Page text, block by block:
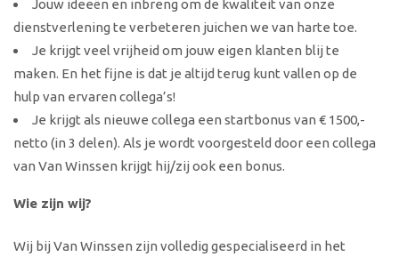
Jouw ideeën en inbreng om de kwaliteit van onze
dienstverlening te verbeteren juichen we van harte toe.
Je krijgt veel vrijheid om jouw eigen klanten blij te
maken. En het fijne is dat je altijd terug kunt vallen op de
hulp van ervaren collega’s!
Je krijgt als nieuwe collega een startbonus van € 1500,-
netto (in 3 delen). Als je wordt voorgesteld door een collega
van Van Winssen krijgt hij/zij ook een bonus.
Wie zijn wij?
Wij bij Van Winssen zijn volledig gespecialiseerd in het